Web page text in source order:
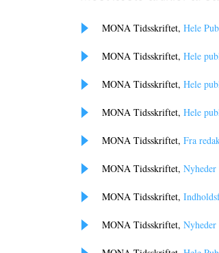
MONA Tidsskriftet, Hele
MONA Tidsskriftet, Hele
MONA Tidsskriftet, Hele
MONA Tidsskriftet, Hele
MONA Tidsskriftet, Fra
MONA Tidsskriftet, Nyheder
MONA Tidsskriftet,
MONA Tidsskriftet, Nyheder